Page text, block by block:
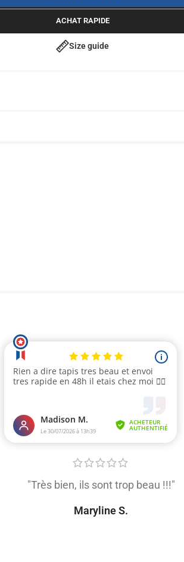
ACHAT RAPIDE
Size guide
"Très bien, ils sont trop beau !!!"
Maryline S.